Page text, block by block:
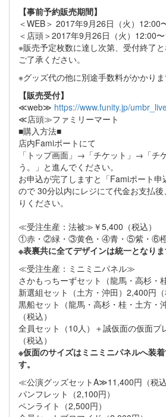
【事前予約販売期間】
＜WEB＞ 2017年9月26日（火）12:00
＜店頭＞2017年9月26日（火）12:00
※販売予定枚数に達し次第、受付終了
ご了承ください。
※グッズ代の他に別途手数料がかかりま
【販売受付】
≪web≫ https://www.funity.jp/
≪店頭≫ファミリーマート
■購入方法■
店内Famiポートにて
「トップ画面」→「チケット」→「チ
う。」と進んでください。
お申込が完了しますと「Famiポート申
ので 30分以内にレジにて代金お支払
りください。
≪受注生産：法被≫￥5,400（税込）
①赤・②緑・③黄色・④青・⑤紫・⑥
※表裏共に全てデザインは統一となりま
≪受注生産：ミニミニパネル≫
さかもっちーずセット（龍馬・高杉・
新選組セット（土方・沖田）2,400円（
黒船セット（龍馬・高杉・桂・土方・
（税込）
全員セット（10人）＋誠仮面の仮面
（税込）
※仮面のサイズはミニミニパネルへ装
す。
≪公演グッズセットA≫11,400円（税込
パンフレット（2,100円）
ペンライト（2,500円）